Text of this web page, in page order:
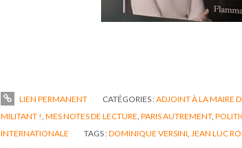
LIEN PERMANENT CATÉGORIES :ADJOINT À LA MAIRE
MILITANT !, MES NOTES DE LECTURE, PARIS AUTREMENT,
INTERNATIONALE
TAGS :DOMINIQUE VERSINI, JEAN LUC